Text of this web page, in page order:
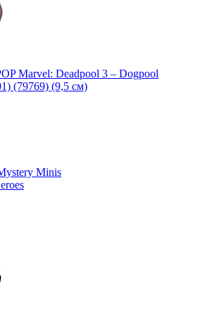
Marvel: Deadpool 3 – Dogpool
(79769) (9,5 см)
Minis